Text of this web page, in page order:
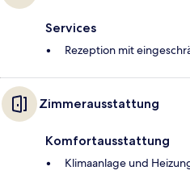
Services
Rezeption mit
Zimmerausstattung
Komfortausstattung
Klimaanlage und